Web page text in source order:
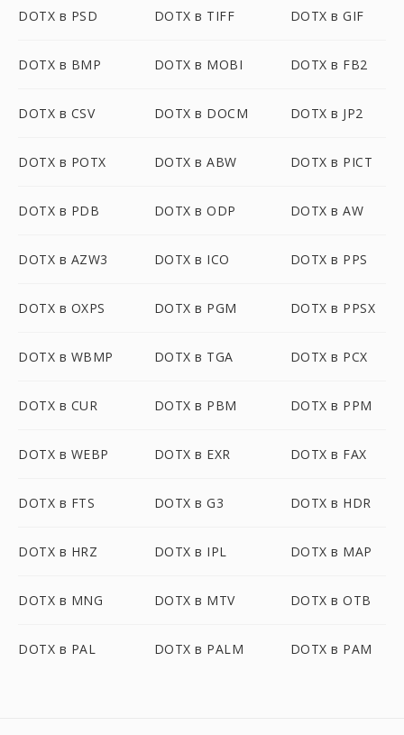
DOTX в PSD DOTX в TIFF DOTX в GIF
DOTX в BMP DOTX в MOBI DOTX в FB2
DOTX в CSV DOTX в DOCM DOTX в JP2
DOTX в POTX DOTX в ABW DOTX в PICT
DOTX в PDB DOTX в ODP DOTX в AW
DOTX в AZW3 DOTX в ICO DOTX в PPS
DOTX в OXPS DOTX в PGM DOTX в PPSX
DOTX в WBMP DOTX в TGA DOTX в PCX
DOTX в CUR DOTX в PBM DOTX в PPM
DOTX в WEBP DOTX в EXR DOTX в FAX
DOTX в FTS DOTX в G3 DOTX в HDR
DOTX в HRZ DOTX в IPL DOTX в MAP
DOTX в MNG DOTX в MTV DOTX в OTB
DOTX в PAL DOTX в PALM DOTX в PAM